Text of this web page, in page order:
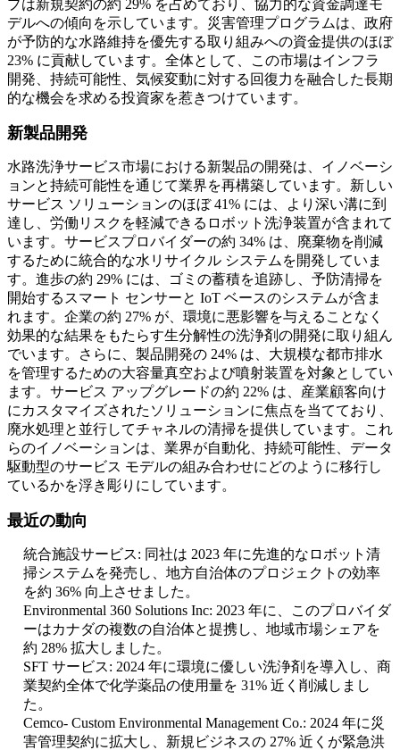
プは新規契約の約 29% を占めており、協力的な資金調達モ
デルへの傾向を示しています。災害管理プログラムは、政府
が予防的な水路維持を優先する取り組みへの資金提供のほぼ
23% に貢献しています。全体として、この市場はインフラ
開発、持続可能性、気候変動に対する回復力を融合した長期
的な機会を求める投資家を惹きつけています。
新製品開発
水路洗浄サービス市場における新製品の開発は、イノベーシ
ョンと持続可能性を通じて業界を再構築しています。新しい
サービス ソリューションのほぼ 41% には、より深い溝に到
達し、労働リスクを軽減できるロボット洗浄装置が含まれて
います。サービスプロバイダーの約 34% は、廃棄物を削減
するために統合的な水リサイクル システムを開発していま
す。進歩の約 29% には、ゴミの蓄積を追跡し、予防清掃を
開始するスマート センサーと IoT ベースのシステムが含ま
れます。企業の約 27% が、環境に悪影響を与えることなく
効果的な結果をもたらす生分解性の洗浄剤の開発に取り組ん
でいます。さらに、製品開発の 24% は、大規模な都市排水
を管理するための大容量真空および噴射装置を対象としてい
ます。サービス アップグレードの約 22% は、産業顧客向け
にカスタマイズされたソリューションに焦点を当てており、
廃水処理と並行してチャネルの清掃を提供しています。これ
らのイノベーションは、業界が自動化、持続可能性、データ
駆動型のサービス モデルの組み合わせにどのように移行し
ているかを浮き彫りにしています。
最近の動向
統合施設サービス: 同社は 2023 年に先進的なロボット清
掃システムを発売し、地方自治体のプロジェクトの効率
を約 36% 向上させました。
Environmental 360 Solutions Inc: 2023 年に、このプロバイダ
ーはカナダの複数の自治体と提携し、地域市場シェアを
約 28% 拡大しました。
SFT サービス: 2024 年に環境に優しい洗浄剤を導入し、商
業契約全体で化学薬品の使用量を 31% 近く削減しまし
た。
Cemco- Custom Environmental Management Co.: 2024 年に災
害管理契約に拡大し、新規ビジネスの 27% 近くが緊急洪